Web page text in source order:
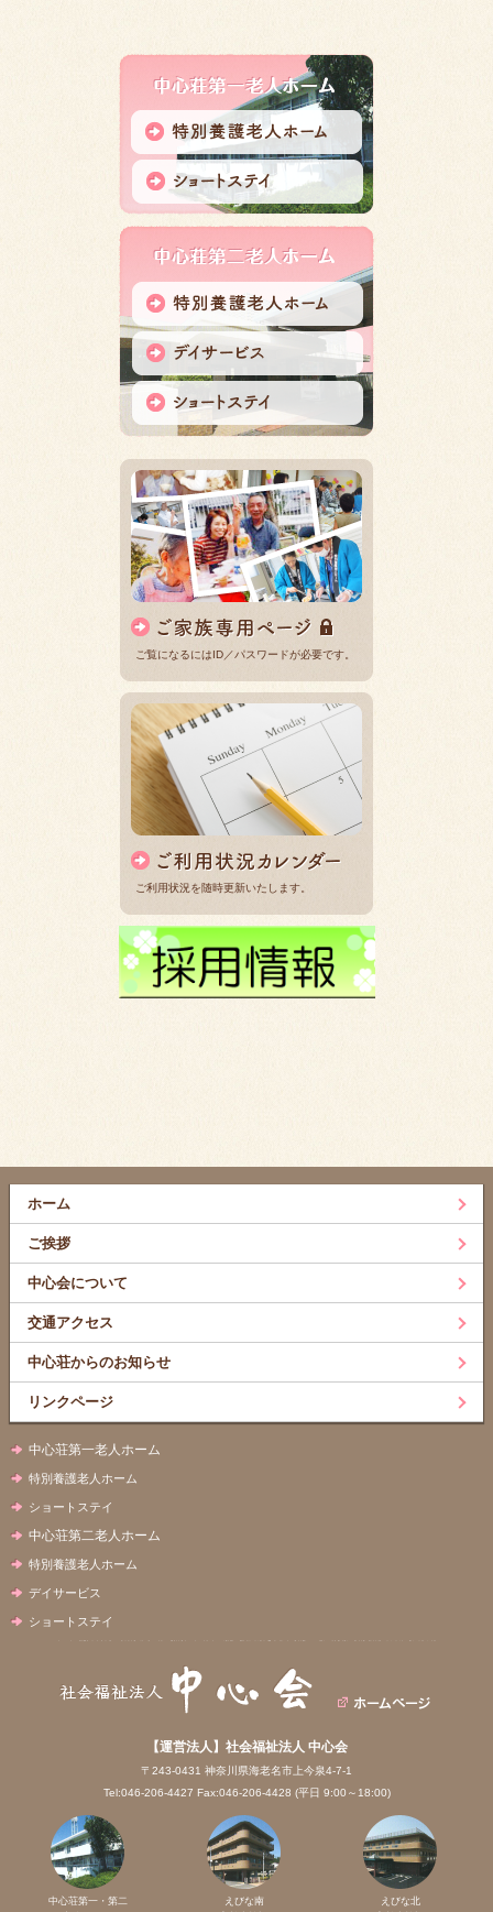
ご覧になるにはID／パスワードが必要です。
ご利用状況を随時更新いたします。
ホーム
ご挨拶
中心会について
交通アクセス
中心荘からのお知らせ
リンクページ
中心荘第一老人ホーム
特別養護老人ホーム
ショートステイ
中心荘第二老人ホーム
特別養護老人ホーム
デイサービス
ショートステイ
【運営法人】社会福祉法人 中心会
〒243-0431 神奈川県海老名市上今泉4-7-1
Tel:046-206-4427 Fax:046-206-4428 (平日 9:00～18:00)
中心荘第一・第二
えびな南
えびな北